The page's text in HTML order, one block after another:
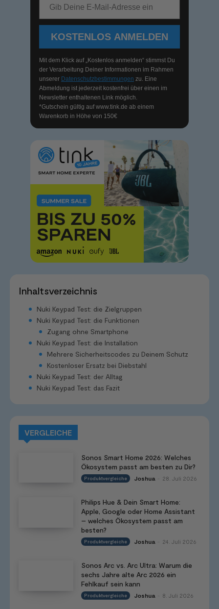
KOSTENLOS ANMELDEN
Mit dem Klick auf „Kostenlos anmelden“ stimmst Du
der Verarbeitung Deiner Informationen im Rahmen
unserer Datenschutzbestimmungen zu. Eine
Abmeldung ist jederzeit kostenfrei über einen im
Newsletter enthaltenen Link möglich.
*Gutschein gültig aufwww.tink.de ab einem
Warenkorb in Höhe von 150€
Inhaltsverzeichnis
Nuki Keypad Test: die Zielgruppen
Nuki Keypad Test: die Funktionen
Zugang ohne Smartphone
Nuki Keypad Test: die Installation
Mehrere Sicherheitscodes zu Deinem Schutz
Kostenloser Ersatz bei Diebstahl
Nuki Keypad Test: der Alltag
Nuki Keypad Test: das Fazit
VERGLEICHE
Sonos Smart Home 2026: Welches
Ökosystem passt am besten zu Dir?
Produktvergleiche Joshua 28. Juli 2026
Philips Hue & Dein Smart Home:
Apple, Google oder Home Assistant
– welches Ökosystem passt am
besten?
Produktvergleiche Joshua 24. Juli 2026
Sonos Arc vs. Arc Ultra: Warum die
sechs Jahre alte Arc 2026 ein
Fehlkauf sein kann
Produktvergleiche Joshua 8. Juli 2026